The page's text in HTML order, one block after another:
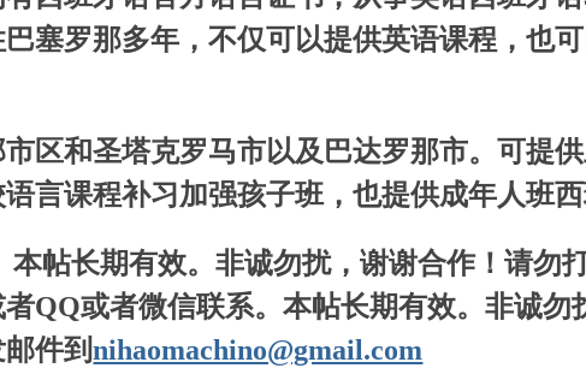
塞罗那多年，不仅可以提供英语课程，也
区和圣塔克罗马市以及巴达罗那市。可提
言课程补习加强孩子班，也提供成年人班西
帖长期有效。非诚勿扰，谢谢合作！请勿
QQ或者微信联系。本帖长期有效。非诚勿
件到nihaomachino@gmail.com